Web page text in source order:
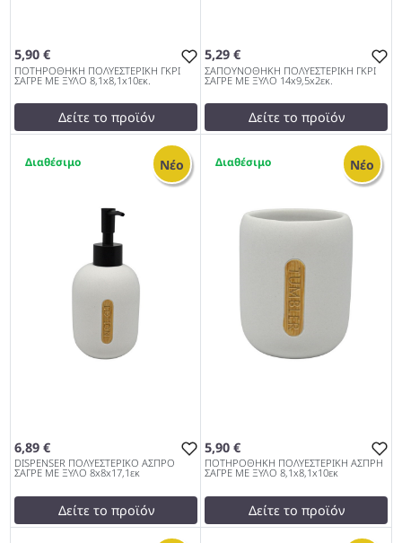
5,90 €
ΠΟΤΗΡΟΘΗΚΗ ΠΟΛΥΕΣΤΕΡΙΚΗ ΓΚΡΙ
ΣΑΓΡΕ ΜΕ ΞΥΛΟ 8,1x8,1x10εκ.
Δείτε το προϊόν
testFalse
ΠΟΛΥΕΣΤΕΡΙΚΗ ΓΚΡΙ ΣΑΓΡΕ
ΜΕ ΞΥΛΟ 8,1x8,1x10εκ. 962
5,29 €
ΣΑΠΟΥΝΟΘΗΚΗ ΠΟΛΥΕΣΤΕΡΙΚΗ ΓΚΡΙ
ΣΑΓΡΕ ΜΕ ΞΥΛΟ 14x9,5x2εκ.
Δείτε το προϊόν
ΣΑΠΟΥΝΟΘΗΚΗ
ΠΟΛΥΕΣΤΕΡΙΚΗ ΓΚΡΙ ΣΑΓΡΕ
ΜΕ ΞΥΛΟ 14x9,5x2εκ. 962
Νέο
6,89 €
DISPENSER ΠΟΛΥΕΣΤΕΡΙΚΟ ΑΣΠΡΟ
ΣΑΓΡΕ ΜΕ ΞΥΛΟ 8x8x17,1εκ
Δείτε το προϊόν
Νέο
5,90 €
ΠΟΤΗΡΟΘΗΚΗ ΠΟΛΥΕΣΤΕΡΙΚΗ ΑΣΠΡΗ
ΣΑΓΡΕ ΜΕ ΞΥΛΟ 8,1x8,1x10εκ
Δείτε το προϊόν